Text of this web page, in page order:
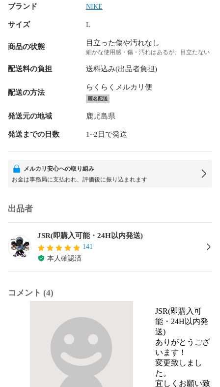
ブランド NIKE
サイズ L
商品の状態 目立った傷や汚れなし
細かな使用感・傷・汚れはあるが、目立たない
配送料の負担 送料込み(出品者負担)
配送の方法
らくらくメルカリ便
匿名配送
発送元の地域 鹿児島県
発送までの日数 1~2日で発送
メルカリ安心への取り組み
お金は事務局に支払われ、評価後に振り込まれます
出品者
JSR(即購入可能・24H以内発送)
141
本人確認済
コメント (4)
JSR(即購入可
能・24H以内発
送)
ありがとうござ
います！
変更致しまし
た。
宜しくお願い致